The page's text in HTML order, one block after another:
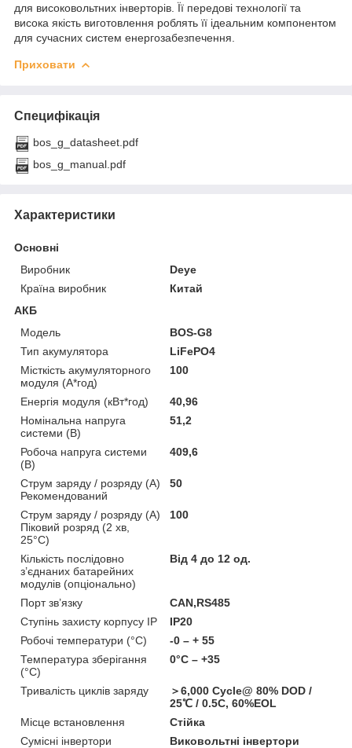
для високовольтних інверторів. Її передові технології та
висока якість виготовлення роблять її ідеальним компонентом
для сучасних систем енергозабезпечення.
Приховати
Специфікація
bos_g_datasheet.pdf
bos_g_manual.pdf
Характеристики
Основні
Виробник
Deye
Країна виробник
Китай
АКБ
Модель
BOS-G8
Тип акумулятора
LiFePO4
Місткість акумуляторного
модуля (А*год)
100
Енергія модуля (кВт*год)
40,96
Номінальна напруга
системи (В)
51,2
Робоча напруга системи
(В)
409,6
Струм заряду / розряду (А)
Рекомендований
50
Струм заряду / розряду (А)
Піковий розряд (2 хв,
25°C)
100
Кількість послідовно
з’єднаних батарейних
модулів (опціонально)
Від 4 до 12 од.
Порт зв’язку
CAN,RS485
Ступінь захисту корпусу IP
IP20
Робочі температури (°C)
-0 – + 55
Температура зберігання
(°C)
0°C – +35
Тривалість циклів заряду
＞6,000 Cycle@ 80% DOD /
25℃ / 0.5C, 60%EOL
Місце встановлення
Стійка
Сумісні інвертори
Виковольтні інвертори